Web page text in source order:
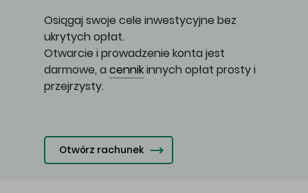
Osiągaj swoje cele inwestycyjne bez
ukrytych opłat.
Otwarcie i prowadzenie konta jest
darmowe, a cennikinnych opłat prosty i
przejrzysty.
Otwórz rachunek